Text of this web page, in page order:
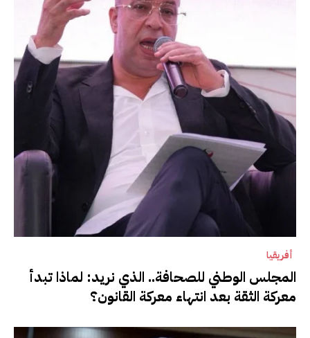
أفريقيا
المجلس الوطني للصحافة.. الذي نريد: لماذا تبدأ
معركة الثقة بعد انتهاء معركة القانون؟